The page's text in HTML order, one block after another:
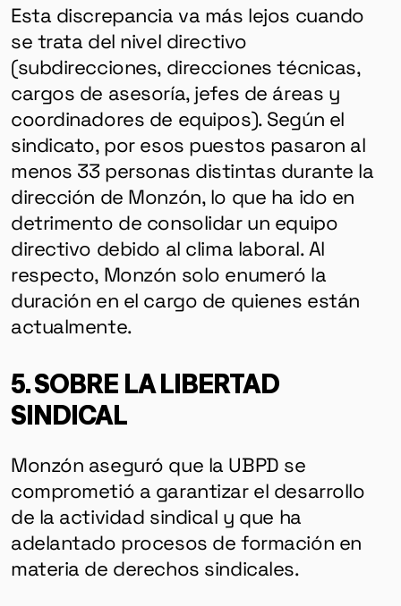
Esta discrepancia va más lejos cuando
se trata del nivel directivo
(subdirecciones, direcciones técnicas,
cargos de asesoría, jefes de áreas y
coordinadores de equipos). Según el
sindicato, por esos puestos pasaron al
menos 33 personas distintas durante la
dirección de Monzón, lo que ha ido en
detrimento de consolidar un equipo
directivo debido al clima laboral. Al
respecto, Monzón solo enumeró la
duración en el cargo de quienes están
actualmente.
5. SOBRE LA LIBERTAD
SINDICAL
Monzón aseguró que la UBPD se
comprometió a garantizar el desarrollo
de la actividad sindical y que ha
adelantado procesos de formación en
materia de derechos sindicales.